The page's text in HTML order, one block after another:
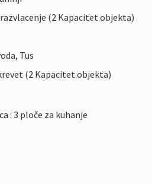
razvlacenje (2 Kapacitet objekta)
Tus
(2 Kapacitet objekta)
: 3 ploče za kuhanje